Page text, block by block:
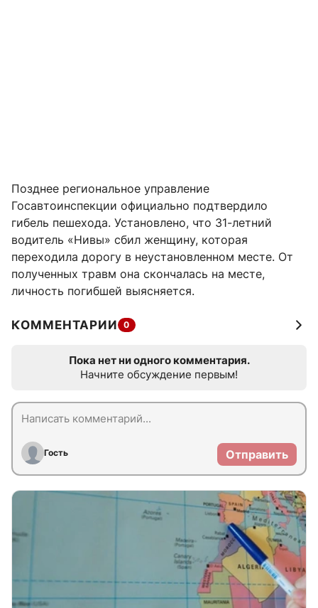
Позднее региональное управление
Госавтоинспекции официально подтвердило
гибель пешехода. Установлено, что 31-летний
водитель «Нивы» сбил женщину, которая
переходила дорогу в неустановленном месте. От
полученных травм она скончалась на месте,
личность погибшей выясняется.
КОММЕНТАРИИ 0
Пока нет ни одного комментария.
Начните обсуждение первым!
Гость Отправить